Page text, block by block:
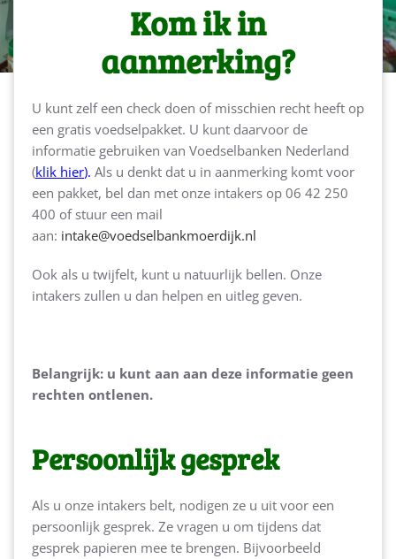
Kom ik in
aanmerking?
U kunt zelf een check doen of misschien recht heeft op
een gratis voedselpakket. U kunt daarvoor de
informatie gebruiken van Voedselbanken Nederland
(klik hier). Als u denkt dat u in aanmerking komt voor
een pakket, bel dan met onze intakers op 06 42 250
400 of stuur een mail
aan: intake@voedselbankmoerdijk.nl
Ook als u twijfelt, kunt u natuurlijk bellen. Onze
intakers zullen u dan helpen en uitleg geven.
Belangrijk: u kunt aan aan deze informatie geen
rechten ontlenen.
Persoonlijk gesprek
Als u onze intakers belt, nodigen ze u uit voor een
persoonlijk gesprek. Ze vragen u om tijdens dat
gesprek papieren mee te brengen. Bijvoorbeeld